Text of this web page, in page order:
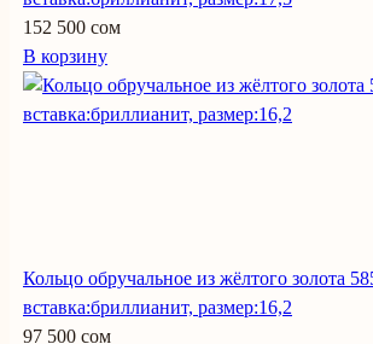
152 500 сом
В корзину
Кольцо обручальное из жёлтого золота
вставка:бриллианит, размер:16,2
97 500 сом